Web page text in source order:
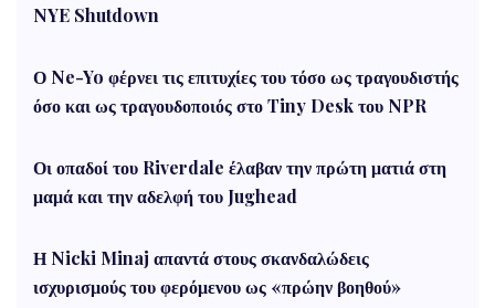
NYE Shutdown
Ο Ne-Yo φέρνει τις επιτυχίες του τόσο ως τραγουδιστής
όσο και ως τραγουδοποιός στο Tiny Desk του NPR
Οι οπαδοί του Riverdale έλαβαν την πρώτη ματιά στη
μαμά και την αδελφή του Jughead
Η Nicki Minaj απαντά στους σκανδαλώδεις
ισχυρισμούς του φερόμενου ως «πρώην βοηθού»